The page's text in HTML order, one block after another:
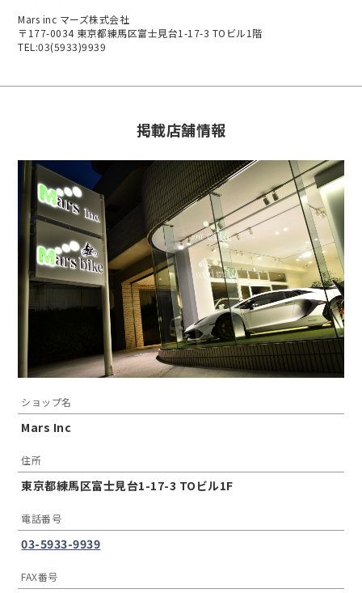
Mars inc マーズ株式会社
〒177-0034 東京都練馬区富士見台1-17-3 TOビル1階
TEL:03(5933)9939
掲載店舗情報
ショップ名
Mars Inc
住所
東京都練馬区富士見台1-17-3 TOビル1F
電話番号
03-5933-9939
FAX番号